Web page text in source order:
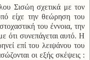
Σισώη σχετικά με τον
είχε την θεώρηση του
του έννοια, την
ότι συνεπάγεται αυτό. Η
επί του λειψάνου του
οι εξής σκέψεις :